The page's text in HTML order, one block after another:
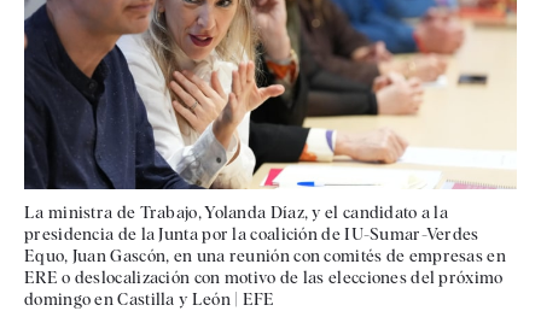
La ministra de Trabajo, Yolanda Díaz, y el candidato a la
presidencia de la Junta por la coalición de IU-Sumar-Verdes
Equo, Juan Gascón, en una reunión con comités de empresas en
ERE o deslocalización con motivo de las elecciones del próximo
domingo en Castilla y León
EFE